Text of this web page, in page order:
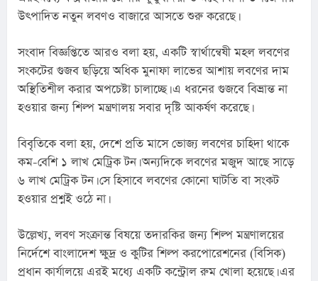
উৎপাদিত নতুন লবণও বাজারে আসতে শুরু করেছে।
সংবাদ বিজ্ঞপ্তিতে আরও বলা হয়, একটি স্বার্থান্বেষী মহল লবণের
সংকটের গুজব ছড়িয়ে অধিক মুনাফা লাভের আশায় লবণের দাম
অস্থিতিশীল করার অপচেষ্টা চালাচ্ছে। এ ধরনের গুজবে বিভ্রান্ত না
হওয়ার জন্য শিল্প মন্ত্রণালয় সবার দৃষ্টি আকর্ষণ করেছে।
বিবৃতিকে বলা হয়, দেশে প্রতি মাসে ভোজ্য লবণের চাহিদা থাকে
কম-বেশি ১ লাখ মেট্রিক টন। অন্যদিকে লবণের মজুদ আছে সাড়ে
৬ লাখ মেট্রিক টন। সে হিসাবে লবণের কোনো ঘাটতি বা সংকট
হওয়ার প্রশ্নই ওঠে না।
উল্লেখ্য, লবণ সংক্রান্ত বিষয়ে তদারকির জন্য শিল্প মন্ত্রণালয়ের
নির্দেশে বাংলাদেশ ক্ষুদ্র ও কুটির শিল্প করপোরেশনের (বিসিক)
প্রধান কার্যালয়ে এরই মধ্যে একটি কন্ট্রোল রুম খোলা হয়েছে। এর